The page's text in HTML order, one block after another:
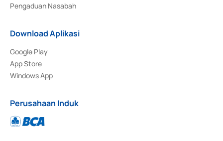
Pengaduan Nasabah
Download Aplikasi
Google Play
App Store
Windows App
Perusahaan Induk